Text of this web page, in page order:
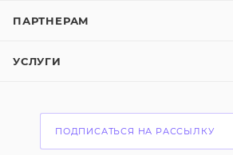
ПАРТНЕРАМ
УСЛУГИ
ПОДПИСАТЬСЯ НА РАССЫЛКУ